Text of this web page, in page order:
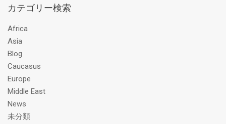
ド
ス
カテゴリー検索
Africa
Asia
Blog
Caucasus
Europe
Middle East
News
未分類